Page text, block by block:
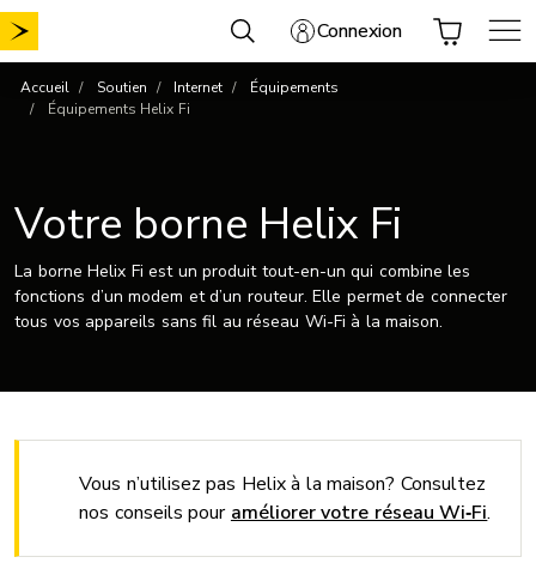
Aller
au
Connexion
Accueil Soutien Internet
Équipements
Équipements Helix Fi
Votre borne Helix Fi
La borne Helix Fi est un produit tout-en-un qui combine les
fonctions d’un modem et d’un routeur. Elle permet de connecter
tous vos appareils sans fil au réseau Wi-Fi à la maison.
Vous n’utilisez pas Helix à la maison? Consultez
nos conseils pour améliorer votre réseau Wi‑Fi.